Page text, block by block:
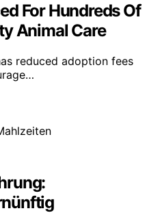
For Hundreds Of
Animal Care
reduced adoption fees